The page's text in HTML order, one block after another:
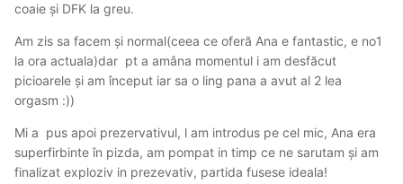
coaie și DFK la greu.
Am zis sa facem și normal(ceea ce oferă Ana e fantastic, e no1
la ora actuala)dar pt a amâna momentul i am desfăcut
picioarele și am început iar sa o ling pana a avut al 2 lea
orgasm :))
Mi a pus apoi prezervativul, l am introdus pe cel mic, Ana era
superfirbinte în pizda, am pompat in timp ce ne sarutam și am
finalizat exploziv in prezevativ, partida fusese ideala!